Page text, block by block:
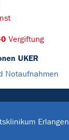
Vergiftung
UKER
Notaufnahmen
Erlangen